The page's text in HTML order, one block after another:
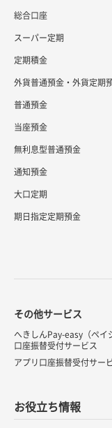
総合口座
スーパー定期
定期積金
外貨普通預金・外貨定期
普通預金
当座預金
無利息型普通預金
通知預金
大口定期
期日指定定期預金
その他サービス
へきしんPay-easy（ペイ
口座振替受付サービス
アプリ口座振替受付サー
お役立ち情報